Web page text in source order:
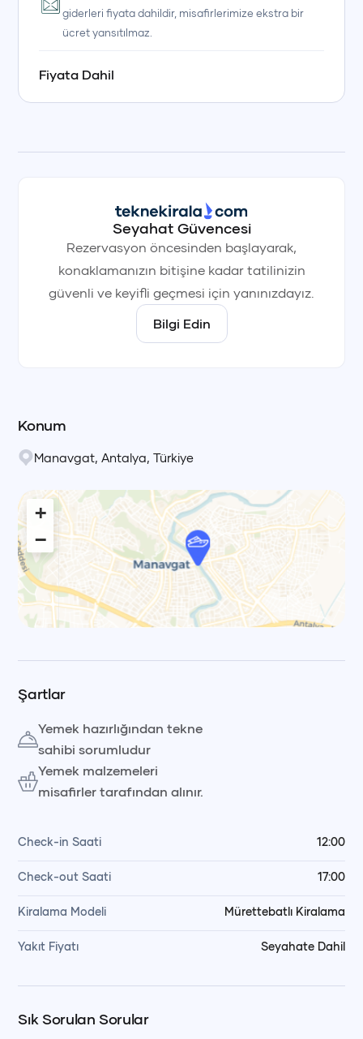
+90 (850) 242 50 50
+90 (850) 242 50 50
+90 (850) 242 50 50
+90 (850) 242 50 50
giderleri fiyata dahildir, misafirlerimize ekstra bir
ücret yansıtılmaz.
Fiyata Dahil
Seyahat Güvencesi
Rezervasyon öncesinden başlayarak,
konaklamanızın bitişine kadar tatilinizin
güvenli ve keyifli geçmesi için yanınızdayız.
Bilgi Edin
Konum
Manavgat Antalya Türkiye
+
−
Şartlar
Yemek hazırlığından tekne
sahibi sorumludur
Yemek malzemeleri
misafirler tarafından alınır.
Check-in Saati 12:00
Check-out Saati 17:00
Kiralama Modeli Mürettebatlı Kiralama
Yakıt Fiyatı Seyahate Dahil
Sık Sorulan Sorular
+90 (850) 242 50 50
+90 (850) 242 50 50